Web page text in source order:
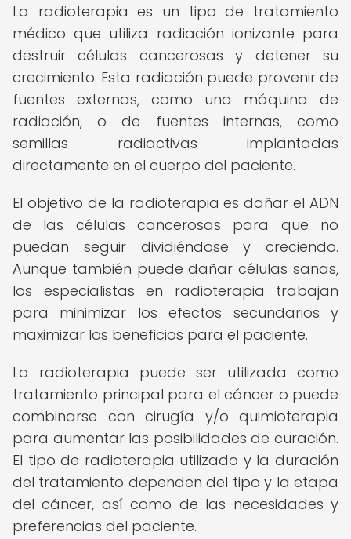
La radioterapia es un tipo de tratamiento
médico que utiliza radiación ionizante para
destruir células cancerosas y detener su
crecimiento. Esta radiación puede provenir de
fuentes externas, como una máquina de
radiación, o de fuentes internas, como
semillas radiactivas implantadas
directamente en el cuerpo del paciente.
El objetivo de la radioterapia es dañar el ADN
de las células cancerosas para que no
puedan seguir dividiéndose y creciendo.
Aunque también puede dañar células sanas,
los especialistas en radioterapia trabajan
para minimizar los efectos secundarios y
maximizar los beneficios para el paciente.
La radioterapia puede ser utilizada como
tratamiento principal para el cáncer o puede
combinarse con cirugía y/o quimioterapia
para aumentar las posibilidades de curación.
El tipo de radioterapia utilizado y la duración
del tratamiento dependen del tipo y la etapa
del cáncer, así como de las necesidades y
preferencias del paciente.